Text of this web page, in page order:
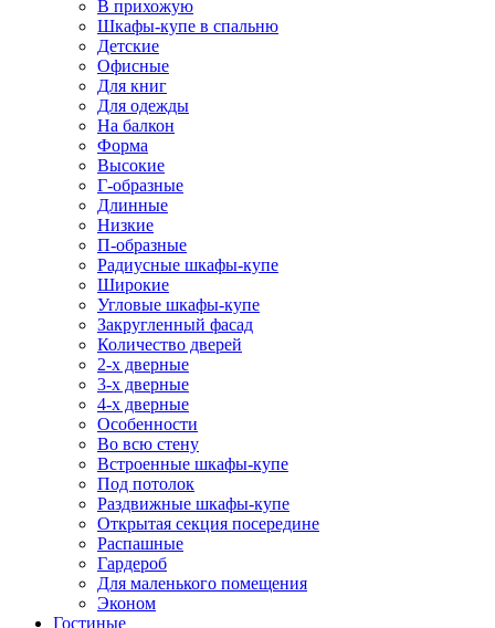
В прихожую
Шкафы-купе в спальню
Детские
Офисные
Для книг
Для одежды
На балкон
Форма
Высокие
Г-образные
Длинные
Низкие
П-образные
Радиусные шкафы-купе
Широкие
Угловые шкафы-купе
Закругленный фасад
Количество дверей
2-х дверные
3-х дверные
4-х дверные
Особенности
Во всю стену
Встроенные шкафы-купе
Под потолок
Раздвижные шкафы-купе
Открытая секция посередине
Распашные
Гардероб
Для маленького помещения
Эконом
Гостиные